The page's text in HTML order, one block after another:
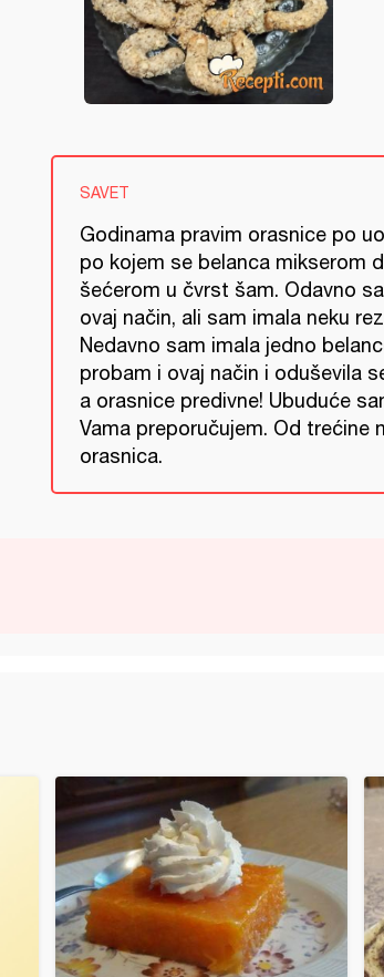
SAVET
Godinama pravim orasnice po
po kojem se belanca mikserom
šećerom u čvrst šam. Odavno
ovaj način, ali sam imala neku
Nedavno sam imala jedno
probam i ovaj način i oduševila
a orasnice predivne! Ubuduće
Vama preporučujem. Od trećine
orasnica.